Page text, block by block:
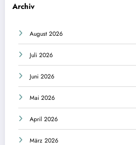
Archiv
August 2026
Juli 2026
Juni 2026
Mai 2026
April 2026
März 2026